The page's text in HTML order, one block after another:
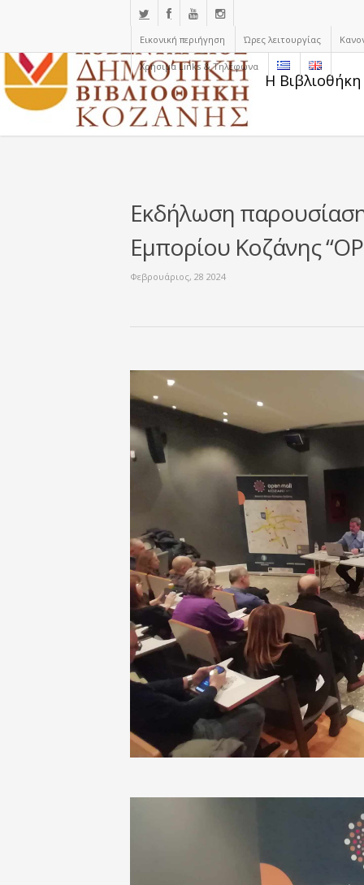
Εικονική περιήγηση Ώρες λειτουργίας
Χρήσιμα Links & Τηλέφωνα
Η
Εκδήλωση
Εμπορίου Κοζάνης
Φεβρουάριος, 28 2024